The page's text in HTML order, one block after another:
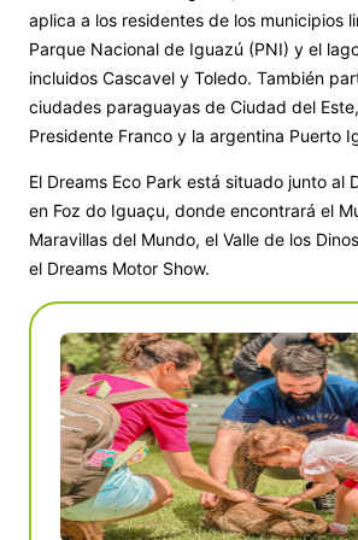
aplica a los residentes de los municipios
Parque Nacional de Iguazú (PNI) y el
incluidos Cascavel y Toledo. También
ciudades paraguayas de Ciudad del
Presidente Franco y la argentina Puerto
El Dreams Eco Park está situado junto al
en Foz do Iguaçu, donde encontrará el
Maravillas del Mundo, el Valle de los
el Dreams Motor Show.